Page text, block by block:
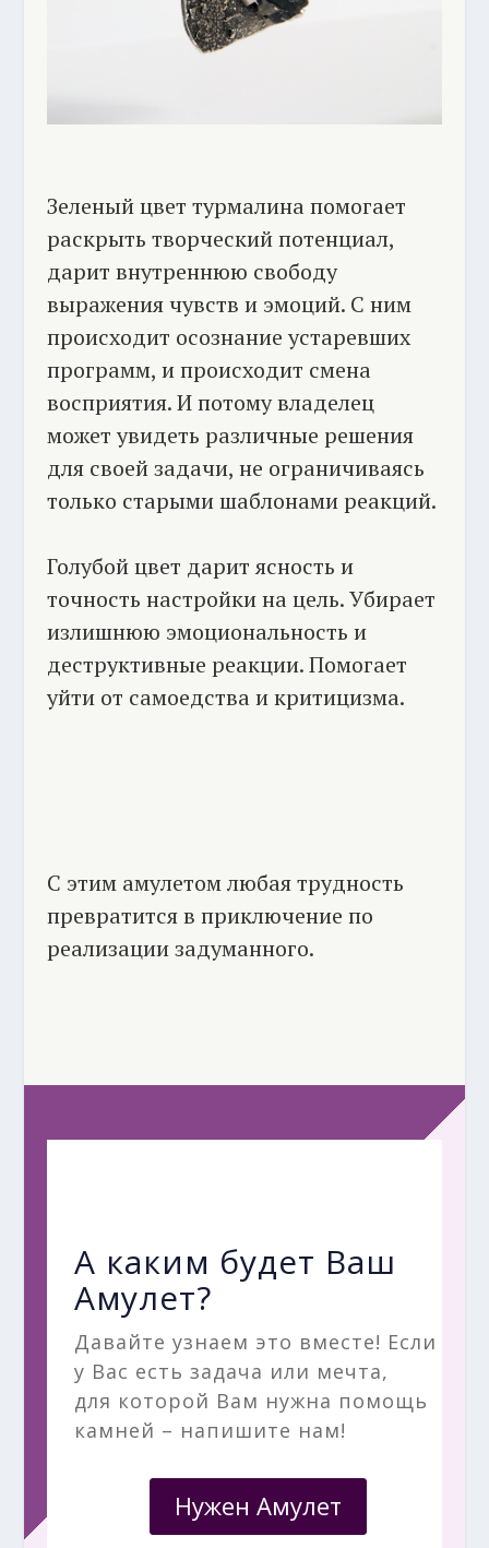
Зеленый цвет турмалина помогает
раскрыть творческий потенциал,
дарит внутреннюю свободу
выражения чувств и эмоций. С ним
происходит осознание устаревших
программ, и происходит смена
восприятия. И потому владелец
может увидеть различные решения
для своей задачи, не ограничиваясь
только старыми шаблонами реакций.
Голубой цвет дарит ясность и
точность настройки на цель. Убирает
излишнюю эмоциональность и
деструктивные реакции. Помогает
уйти от самоедства и критицизма.
С этим амулетом любая трудность
превратится в приключение по
реализации задуманного.
А каким будет Ваш
Амулет?
Давайте узнаем это вместе! Если
у Вас есть задача или мечта,
для которой Вам нужна помощь
камней – напишите нам!
Нужен Амулет